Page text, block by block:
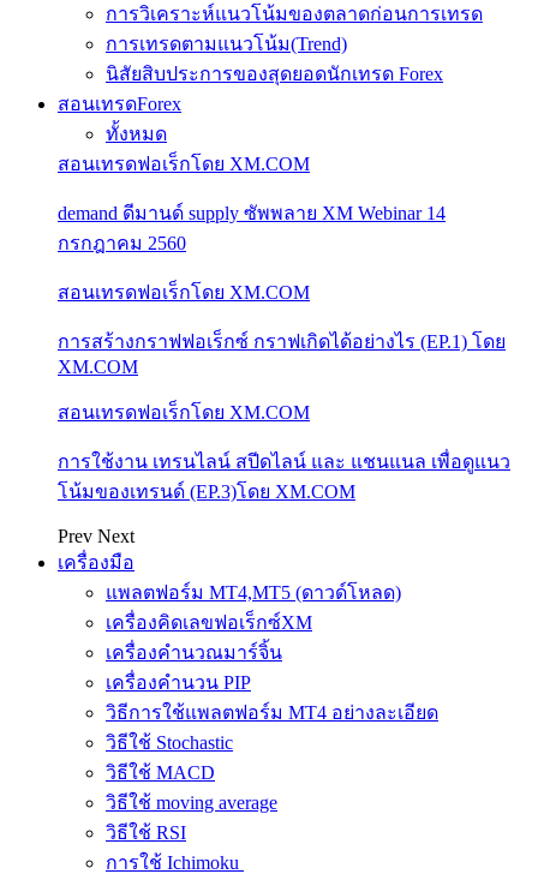
การวิเคราะห์แนวโน้มของตลาดก่อนการเทรด
การเทรดตามแนวโน้ม(Trend)
นิสัยสิบประการของสุดยอดนักเทรด Forex
สอนเทรดForex
ทั้งหมด
สอนเทรดฟอเร็กโดย XM.COM
demand ดีมานด์ supply ซัพพลาย XM Webinar 14
กรกฎาคม 2560
สอนเทรดฟอเร็กโดย XM.COM
การสร้างกราฟฟอเร็กซ์ กราฟเกิดได้อย่างไร (EP.1) โดย
XM.COM
สอนเทรดฟอเร็กโดย XM.COM
การใช้งาน เทรนไลน์ สปีดไลน์ และ แชนแนล เพื่อดูแนว
โน้มของเทรนด์ (EP.3)โดย XM.COM
Prev Next
เครื่องมือ
แพลตฟอร์ม MT4,MT5 (ดาวด์โหลด)
เครื่องคิดเลขฟอเร็กซ์XM
เครื่องคำนวณมาร์จิ้น
เครื่องคำนวน PIP
วิธีการใช้แพลตฟอร์ม MT4 อย่างละเอียด
วิธีใช้ Stochastic
วิธีใช้ MACD
วิธีใช้ moving average
วิธีใช้ RSI
การใช้ Ichimoku